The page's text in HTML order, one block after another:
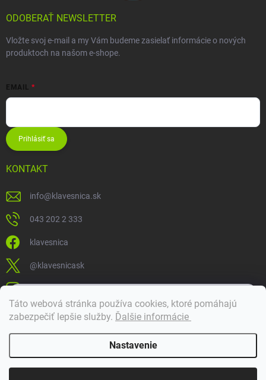
Táto webová stránka používa cookies, ktoré pomáhajú
zabezpečiť lepšie služby. Ďalšie informácie
Nastavenie
ODOBERAŤ NEWSLETTER
Vložte svoj e-mail a my Vám budeme zasielať informácie o nových
produktoch na našom e-shope.
EMAIL
Prihlásiť sa
KONTAKT
info@klavesnica.sk
043 202 2 333
klavesnica
@klavesnicask
klavesnica_sk
Doprava a platba
Dobrý deň! 👋 Pomôžem vám nájsť správny diel. Napíšte mi.